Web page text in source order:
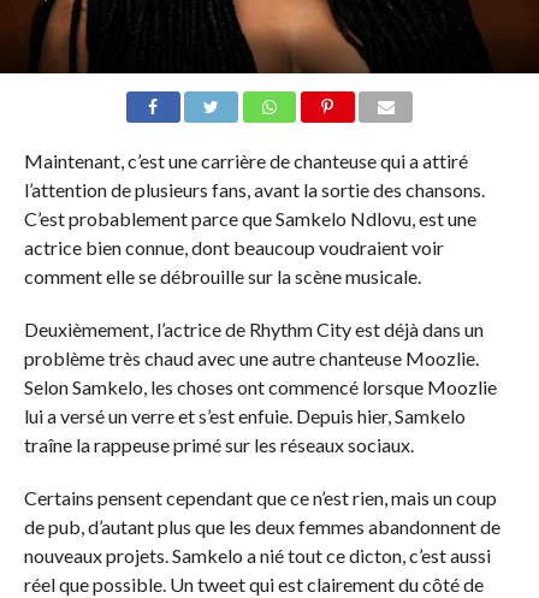
Maintenant, c’est une carrière de chanteuse qui a attiré
l’attention de plusieurs fans, avant la sortie des chansons.
C’est probablement parce que Samkelo Ndlovu, est une
actrice bien connue, dont beaucoup voudraient voir
comment elle se débrouille sur la scène musicale.
Deuxièmement, l’actrice de Rhythm City est déjà dans un
problème très chaud avec une autre chanteuse Moozlie.
Selon Samkelo, les choses ont commencé lorsque Moozlie
lui a versé un verre et s’est enfuie. Depuis hier, Samkelo
traîne la rappeuse primé sur les réseaux sociaux.
Certains pensent cependant que ce n’est rien, mais un coup
de pub, d’autant plus que les deux femmes abandonnent de
nouveaux projets. Samkelo a nié tout ce dicton, c’est aussi
réel que possible. Un tweet qui est clairement du côté de